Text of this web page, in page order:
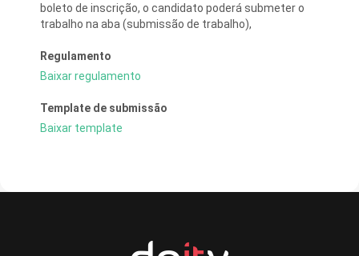
boleto de inscrição, o candidato poderá submeter o
trabalho na aba (submissão de trabalho),
Regulamento
Baixar regulamento
Template de submissão
Baixar template